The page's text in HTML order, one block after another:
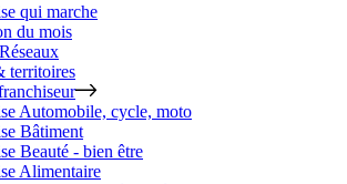
qui marche
du mois
territoires
Automobile, cycle, moto
Bâtiment
Beauté - bien être
Alimentaire